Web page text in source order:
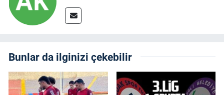
Bunlar da ilginizi çekebilir